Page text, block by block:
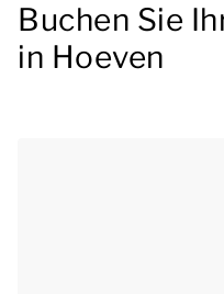
Buchen Sie
in Hoeven